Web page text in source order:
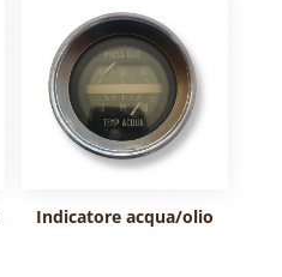
Indicatore acqua/olio